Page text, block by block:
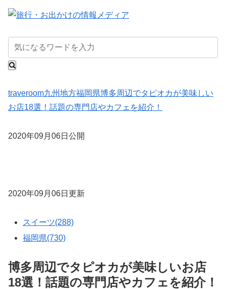
traveroom九州地方福岡県博多周辺でタピオカが美味しい
お店18選！話題の専門店やカフェを紹介！
2020年09月06日公開
2020年09月06日更新
スイーツ(288)
福岡県(730)
博多周辺でタピオカが美味しいお店
18選！話題の専門店やカフェを紹介！